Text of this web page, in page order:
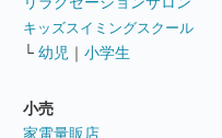
キッズスイミングスクール
└ 幼児 ｜ 小学生
小売
家電量販店